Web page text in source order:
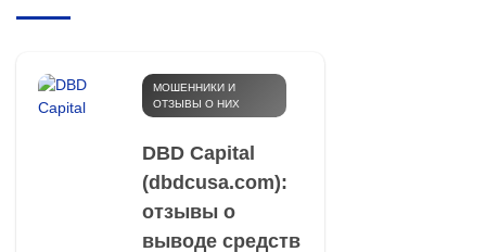
МОШЕННИКИ И
ОТЗЫВЫ О НИХ
DBD Capital
(dbdcusa.com):
отзывы о
выводе средств